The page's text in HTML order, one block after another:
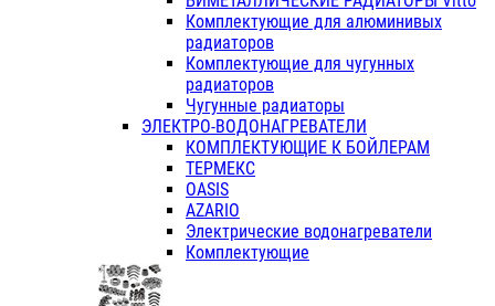
Комплектующие для алюминивых
радиаторов
Комплектующие для чугунных
радиаторов
Чугунные радиаторы
ЭЛЕКТРО-ВОДОНАГРЕВАТЕЛИ
КОМПЛЕКТУЮЩИЕ К БОЙЛЕРАМ
ТЕРМЕКС
OASIS
AZARIO
Электрические водонагреватели
Комплектующие